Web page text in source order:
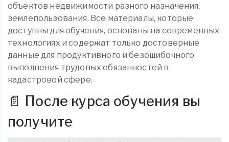
объектов недвижимости разного назначения,
землепользования. Все материалы, которые
доступны для обучения, основаны на современных
технологиях и содержат только достоверные
данные для продуктивного и безошибочного
выполнения трудовых обязанностей в
кадастровой сфере.
📄 После курса обучения вы
получите